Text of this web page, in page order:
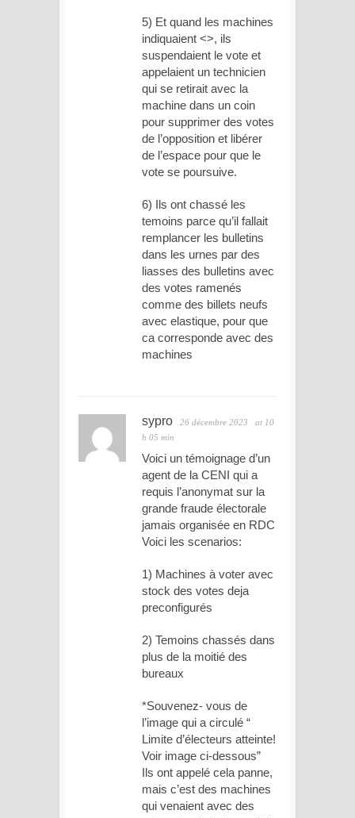
5) Et quand les machines
indiquaient <>, ils
suspendaient le vote et
appelaient un technicien
qui se retirait avec la
machine dans un coin
pour supprimer des votes
de l’opposition et libérer
de l’espace pour que le
vote se poursuive.
6) Ils ont chassé les
temoins parce qu’il fallait
remplancer les bulletins
dans les urnes par des
liasses des bulletins avec
des votes ramenés
comme des billets neufs
avec elastique, pour que
ca corresponde avec des
machines
sypro 26 décembre 2023
at 10
h 05 min
Voici un témoignage d’un
agent de la CENI qui a
requis l’anonymat sur la
grande fraude électorale
jamais organisée en RDC
Voici les scenarios:
1) Machines à voter avec
stock des votes deja
preconfigurés
2) Temoins chassés dans
plus de la moitié des
bureaux
*Souvenez- vous de
l’image qui a circulé “
Limite d’électeurs atteinte!
Voir image ci-dessous”
Ils ont appelé cela panne,
mais c’est des machines
qui venaient avec des